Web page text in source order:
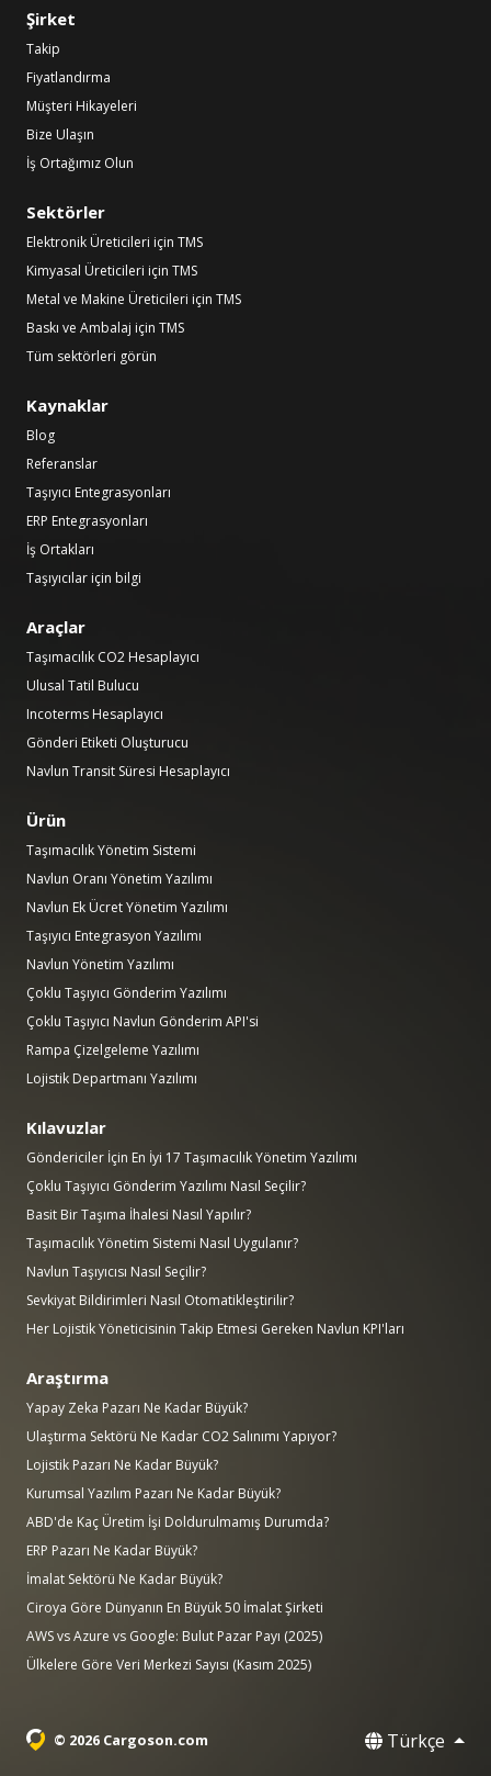
Şirket
Takip
Fiyatlandırma
Müşteri Hikayeleri
Bize Ulaşın
İş Ortağımız Olun
Sektörler
Elektronik Üreticileri için TMS
Kimyasal Üreticileri için TMS
Metal ve Makine Üreticileri için TMS
Baskı ve Ambalaj için TMS
Tüm sektörleri görün
Kaynaklar
Blog
Referanslar
Taşıyıcı Entegrasyonları
ERP Entegrasyonları
İş Ortakları
Taşıyıcılar için bilgi
Araçlar
Taşımacılık CO2 Hesaplayıcı
Ulusal Tatil Bulucu
Incoterms Hesaplayıcı
Gönderi Etiketi Oluşturucu
Navlun Transit Süresi Hesaplayıcı
Ürün
Taşımacılık Yönetim Sistemi
Navlun Oranı Yönetim Yazılımı
Navlun Ek Ücret Yönetim Yazılımı
Taşıyıcı Entegrasyon Yazılımı
Navlun Yönetim Yazılımı
Çoklu Taşıyıcı Gönderim Yazılımı
Çoklu Taşıyıcı Navlun Gönderim API'si
Rampa Çizelgeleme Yazılımı
Lojistik Departmanı Yazılımı
Kılavuzlar
Göndericiler İçin En İyi 17 Taşımacılık Yönetim Yazılımı
Çoklu Taşıyıcı Gönderim Yazılımı Nasıl Seçilir?
Basit Bir Taşıma İhalesi Nasıl Yapılır?
Taşımacılık Yönetim Sistemi Nasıl Uygulanır?
Navlun Taşıyıcısı Nasıl Seçilir?
Sevkiyat Bildirimleri Nasıl Otomatikleştirilir?
Her Lojistik Yöneticisinin Takip Etmesi Gereken Navlun KPI'ları
Araştırma
Yapay Zeka Pazarı Ne Kadar Büyük?
Ulaştırma Sektörü Ne Kadar CO2 Salınımı Yapıyor?
Lojistik Pazarı Ne Kadar Büyük?
Kurumsal Yazılım Pazarı Ne Kadar Büyük?
ABD'de Kaç Üretim İşi Doldurulmamış Durumda?
ERP Pazarı Ne Kadar Büyük?
İmalat Sektörü Ne Kadar Büyük?
Ciroya Göre Dünyanın En Büyük 50 İmalat Şirketi
AWS vs Azure vs Google: Bulut Pazar Payı (2025)
Ülkelere Göre Veri Merkezi Sayısı (Kasım 2025)
© 2026 Cargoson.com Türkçe